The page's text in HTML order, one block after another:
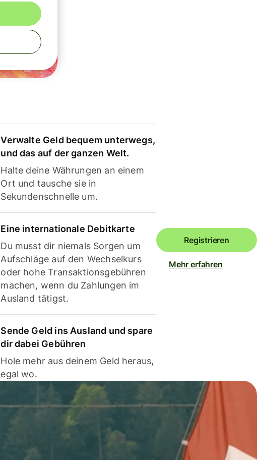
Verwalte Geld bequem unterwegs,
und das auf der ganzen Welt.
Halte deine Währungen an einem
Ort und tausche sie in
Sekundenschnelle um.
Eine internationale Debitkarte
Du musst dir niemals Sorgen um
Aufschläge auf den Wechselkurs
oder hohe Transaktionsgebühren
machen, wenn du Zahlungen im
Ausland tätigst.
Sende Geld ins Ausland und spare
dir dabei Gebühren
Hole mehr aus deinem Geld heraus,
egal wo.
Registrieren
Mehr erfahren